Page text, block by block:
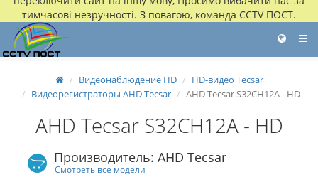
тимчасові незручності. З повагою, команда CCTV ПОСТ.
Видеонаблюдение HD
HD-видео Tecsar
Видеорегистраторы AHD Tecsar
AHD Tecsar S32CH12A - HD
AHD Tecsar S32CH12A - HD
Производитель: AHD Tecsar
Смотреть все модели